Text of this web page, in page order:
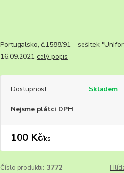
Portugalsko, č.1588/91 -
16.09.2021 celý popis
Dostupnost Skladem
Nejsme plátci DPH
100 Kč/ks
Číslo produktu: 3772